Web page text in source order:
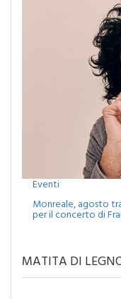
Eventi
Monreale, agosto
per il concerto di
MATITA DI